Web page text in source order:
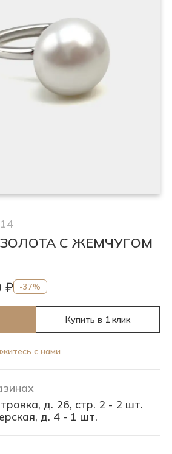
С ЖЕМЧУГОМ
₽ -37%
Купить в 1 клик
с нами
д. 26, стр. 2 - 2 шт.
д. 4 - 1 шт.